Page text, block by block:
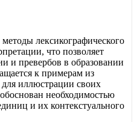
лексикографического
что позволяет
и превербов в образовании
к примерам из
иллюстрации своих
необходимостью
и их контекстуального